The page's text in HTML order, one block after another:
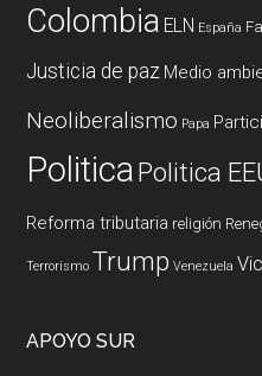
Colombia ELN España
Justicia de paz Medio
Neoliberalismo Papa
PoliticaPolitica
Reforma tributaria religión
Terrorismo Trump Venezuela
APOYO SUR